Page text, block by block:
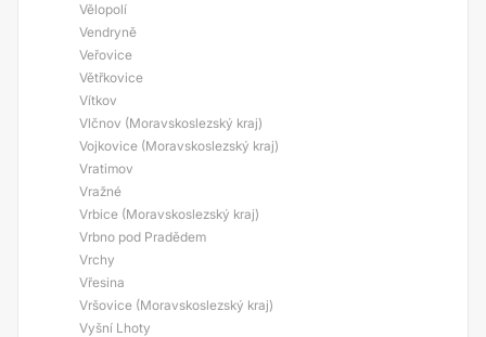
Vělopolí
Vendryně
Veřovice
Větřkovice
Vítkov
Vlčnov (Moravskoslezský kraj)
Vojkovice (Moravskoslezský kraj)
Vratimov
Vražné
Vrbice (Moravskoslezský kraj)
Vrbno pod Pradědem
Vrchy
Vřesina
Vršovice (Moravskoslezský kraj)
Vyšní Lhoty